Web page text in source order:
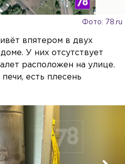
Фото: 78.ru
впятером в двух
У них отсутствует
расположен на улице.
есть плесень